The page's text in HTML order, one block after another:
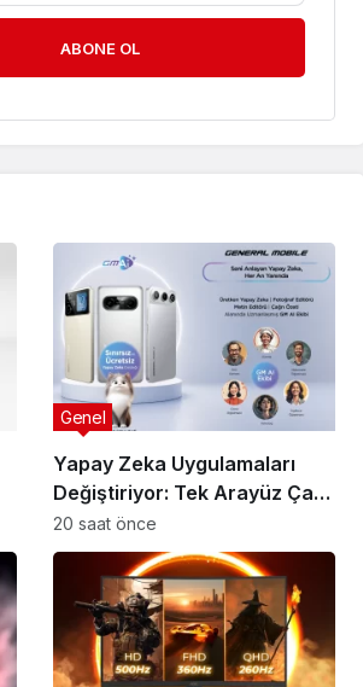
ABONE OL
Yapay Zeka Uygulamaları
Değiştiriyor: Tek Arayüz Çağı
Başladı
Genel
20 saat önce